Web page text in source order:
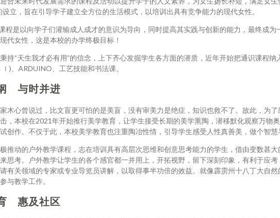
设立，旨在引导学子建立全方位的生活模式，以培训出具有竞争能力的现代女性。
程是以向学子们灌输成人成才的意识为导向，同时提高其实践与创新的能力，最终成
代女性，这是本校的办学终极目标！
持“天生我才必有用”的信念，上下齐心发掘学生各方面的潜质，近年开始把通识课程
)、ARDUINO、工艺技能和书法课。
与时并进
木心曾说过，比文盲更可怕的是美盲，没有审美力是绝症，知识也救不了。故此，为
，本校在2021年开始推行美学教育，让学生接受长期的美学熏陶，潜移默化观察万物
创作。不仅于此，本校美学教育也注重陶冶性情，引导学生感受人性真善美，做个智慧
推动的户外教学课程，志在培训具有高层次思维和创意思考能力的学生，借由变数甚
思考。户外教学让学生的各个感官都一并用上，开拓视野，留下深刻印象，有利于应
请有关领域的专家或专业导览员讲解，以取得事半功倍的效益。就像霹雳州十八丁大自
与教学工作。
惠及社区